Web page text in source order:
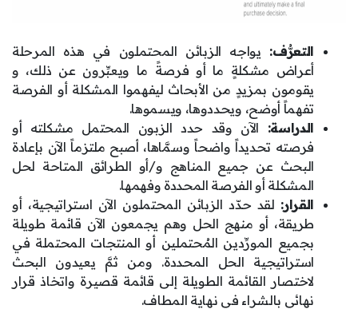
التعرُّف: يواجه الزبائن المحتملون في هذه المرحلة
أعراض مشكلةٍ ما أو فرصةً ما ويعبِّرون عن ذلك، و
يقومون بمزيدٍ من الأبحاث ليفهموا المشكلة أو الفرصة
تفهماً أوضح، ويحددوها، ويسموها.
الدراسة: الآن وقد حدد الزبون المحتمل مشكلته أو
فرصته تحديداً واضحاً وسمَّاها، أصبح ملتزماً الآن بإعادة
البحث عن جميع المناهج و/أو الطرائق المتاحة لحل
المشكلة أو الفرصة المحددة وفهمها.
القرار: لقد حدّد الزبائن المحتملون الآن استراتيجية، أو
طريقة، أو منهج الحل وهم يجمعون الآن قائمة طويلة
بجميع المورِّدين المُحتملين أو المنتجات المحتملة في
استراتيجية الحل المحددة. ومن ثمَّ يعيدون البحث
لاختصار القائمة الطويلة إلى قائمة قصيرة واتخاذ قرار
نهائي بالشراء في نهاية المطاف.